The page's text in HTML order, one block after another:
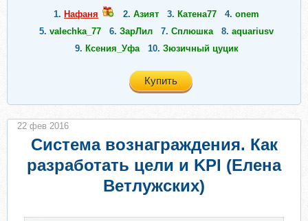
1. Нафаня 2. Азият 3. Катена77 4. onem
5. valechka_77 6. ЗарЛил 7. Сплюшка 8. aquariusv
9. Ксения_Уфа 10. Зюзичный цуцик
Купить
Система вознаграждения. Как
разработать цели и KPI (Елена
Ветлужских)
22 фев 2016